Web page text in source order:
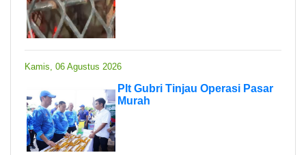
Kamis, 06 Agustus 2026
Plt Gubri Tinjau Operasi Pasar
Murah